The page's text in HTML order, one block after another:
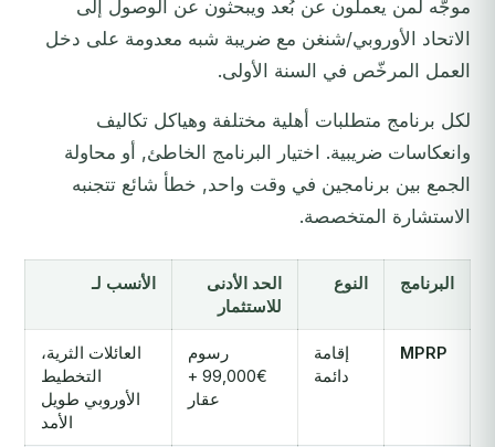
موجَّه لمن يعملون عن بُعد ويبحثون عن الوصول إلى
الاتحاد الأوروبي/شنغن مع ضريبة شبه معدومة على دخل
العمل المرخّص في السنة الأولى.
لكل برنامج متطلبات أهلية مختلفة وهياكل تكاليف
وانعكاسات ضريبية. اختيار البرنامج الخاطئ, أو محاولة
الجمع بين برنامجين في وقت واحد, خطأ شائع تتجنبه
الاستشارة المتخصصة.
البرنامج النوع
الحد الأدنى
للاستثمار
الأنسب لـ
MPRP
إقامة
دائمة
رسوم
€99,000 +
عقار
العائلات الثرية،
التخطيط
الأوروبي طويل
الأمد